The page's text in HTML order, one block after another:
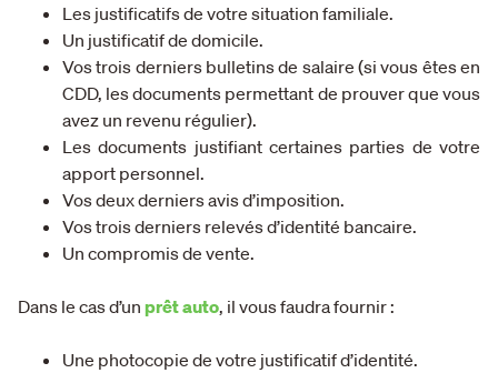
Les justificatifs de votre situation familiale.
Un justificatif de domicile.
Vos trois derniers bulletins de salaire (si vous êtes en
CDD, les documents permettant de prouver que vous
avez un revenu régulier).
Les documents justifiant certaines parties de votre
apport personnel.
Vos deux derniers avis d’imposition.
Vos trois derniers relevés d’identité bancaire.
Un compromis de vente.
Dans le cas d’un prêt auto, il vous faudra fournir :
Une photocopie de votre justificatif d’identité.